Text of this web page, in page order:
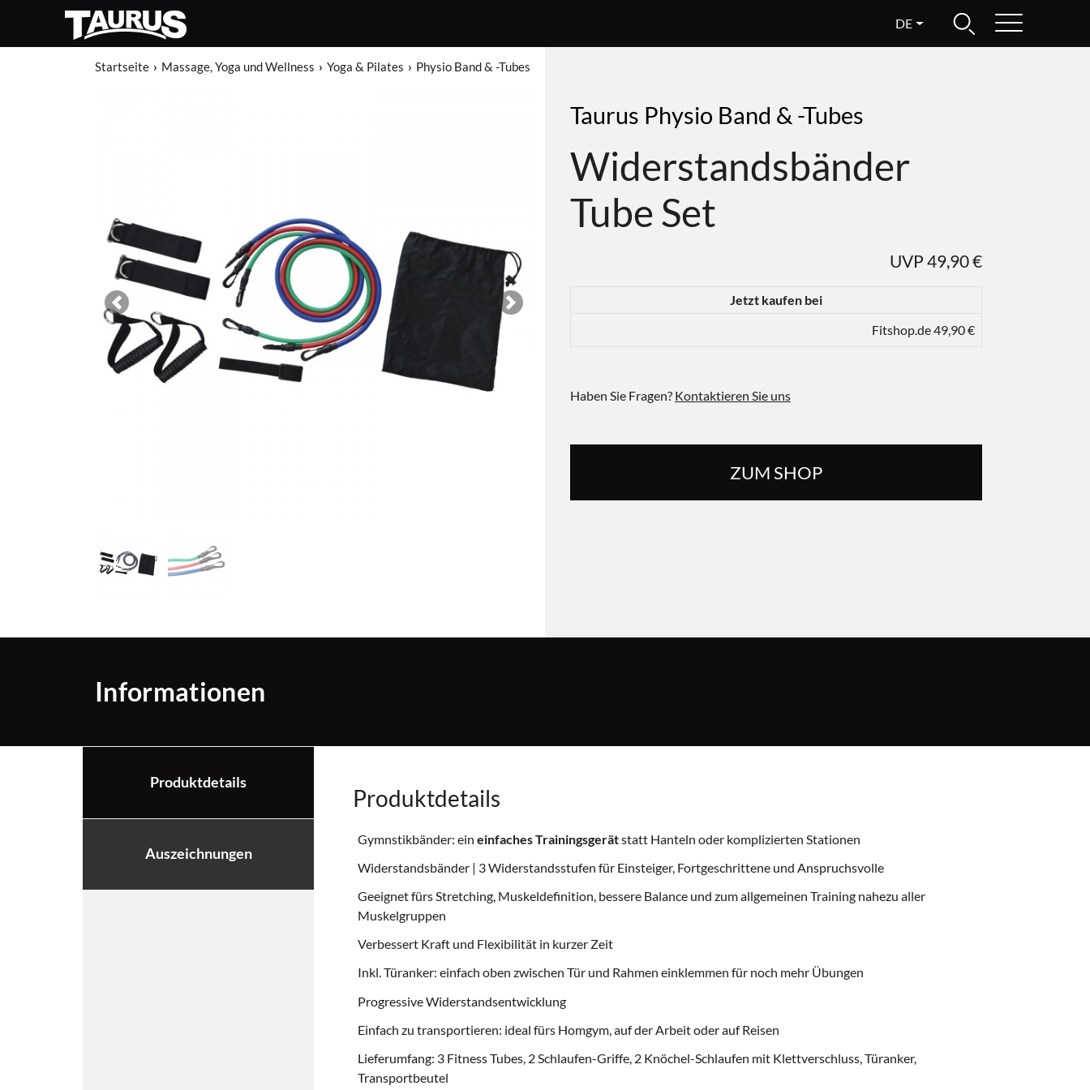
DE
Startseite Massage, Yoga und Wellness Yoga & Pilates Physio Band & -Tubes
Previous Next
Taurus Physio Band & -Tubes
Widerstandsbänder
Tube Set
UVP 49,90 €
Jetzt kaufen bei
Fitshop.de 49,90 €
Haben Sie Fragen? Kontaktieren Sie uns
ZUM SHOP
Informationen
Produktdetails
Auszeichnungen
Produktdetails
Gymnstikbänder: ein einfaches Trainingsgerätstatt Hanteln oder komplizierten Stationen
Widerstandsbänder | 3 Widerstandsstufen für Einsteiger, Fortgeschrittene und Anspruchsvolle
Geeignet fürs Stretching, Muskeldefinition, bessere Balance und zum allgemeinen Training nahezu aller
Muskelgruppen
Verbessert Kraft und Flexibilität in kurzer Zeit
Inkl. Türanker: einfach oben zwischen Tür und Rahmen einklemmen für noch mehr Übungen
Progressive Widerstandsentwicklung
Einfach zu transportieren: ideal fürs Homgym, auf der Arbeit oder auf Reisen
Lieferumfang: 3 Fitness Tubes, 2 Schlaufen-Griffe, 2 Knöchel-Schlaufen mit Klettverschluss, Türanker,
Transportbeutel